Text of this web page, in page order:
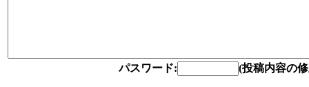
パスワード: (投稿内容の